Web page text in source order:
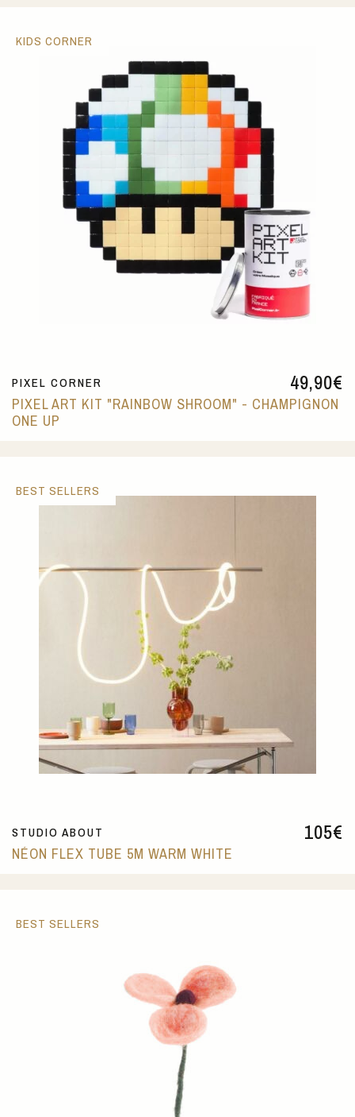
49,90€
PIXEL CORNER
PIXEL ART KIT "RAINBOW SHROOM" - CHAMPIGNON
ONE UP
KIDS CORNER
105€
STUDIO ABOUT
NÉON FLEX TUBE 5M WARM WHITE
BEST SELLERS
BEST SELLERS